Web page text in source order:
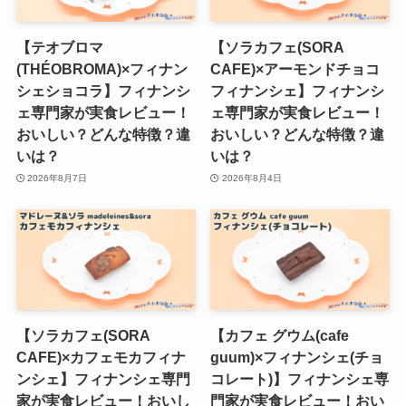
【テオブロマ
(THÉOBROMA)×フィナン
シェショコラ】フィナンシ
ェ専門家が実食レビュー！
おいしい？どんな特徴？違
いは？
2026年8月7日
【ソラカフェ(SORA
CAFE)×アーモンドチョコ
フィナンシェ】フィナンシ
ェ専門家が実食レビュー！
おいしい？どんな特徴？違
いは？
2026年8月4日
【ソラカフェ(SORA
CAFE)×カフェモカフィナ
ンシェ】フィナンシェ専門
家が実食レビュー！おいし
【カフェ グウム(cafe
guum)×フィナンシェ(チョ
コレート)】フィナンシェ専
門家が実食レビュー！おい